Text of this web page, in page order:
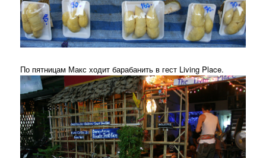
По пятницам Макс ходит барабанить в гест Living Place.